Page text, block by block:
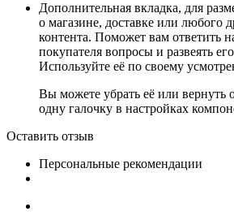
Дополнительная вкладка, для
о магазине, доставке или любого
контента. Поможет вам ответить
покупателя вопросы и развеять
Используйте её по своему
Вы можете убрать её или вернуть
одну галочку в настройках
Оставить отзыв
Персональные рекомендации